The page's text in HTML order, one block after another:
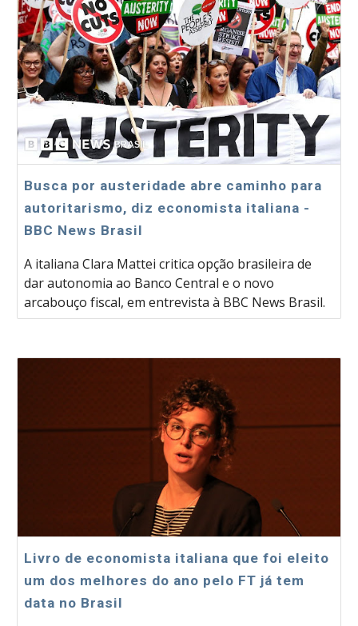
Busca por austeridade abre caminho para
autoritarismo, diz economista italiana -
BBC News Brasil
A italiana Clara Mattei critica opção brasileira de
dar autonomia ao Banco Central e o novo
arcabouço fiscal, em entrevista à BBC News Brasil.
Livro de economista italiana que foi eleito
um dos melhores do ano pelo FT já tem
data no Brasil